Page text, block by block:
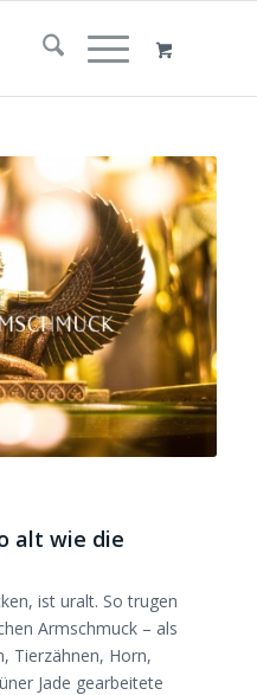
alt wie die
ist uralt. So trugen
Armschmuck – als
Tierzähnen, Horn,
Jade gearbeitete